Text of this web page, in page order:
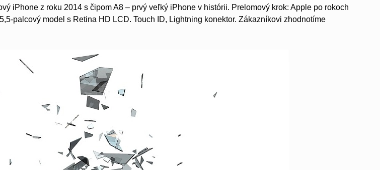
iPhone z roku 2014 s čipom A8 – prvý veľký iPhone v histórii. Prelomový krok: Apple po rokoch
palcový model s Retina HD LCD. Touch ID, Lightning konektor. Zákazníkovi zhodnotíme